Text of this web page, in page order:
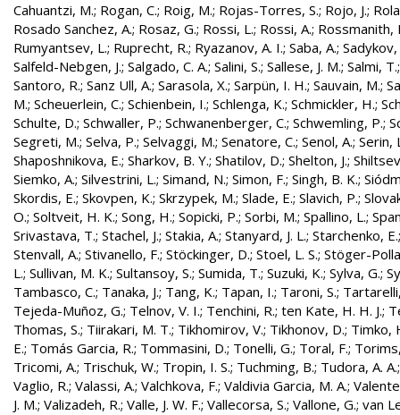
Cahuantzi, M.; Rogan, C.; Roig, M.; Rojas-Torres, S.; Rojo, J.;
Rosado Sanchez, A.; Rosaz, G.; Rossi, L.; Rossi, A.; Rossmanith,
Rumyantsev, L.; Ruprecht, R.; Ryazanov, A. I.; Saba, A.; Sadykov,
Salfeld-Nebgen, J.; Salgado, C. A.; Salini, S.; Sallese, J. M.; Salmi, T.
Santoro, R.; Sanz Ull, A.; Sarasola, X.; Sarpün, I. H.; Sauvain, M.;
M.; Scheuerlein, C.; Schienbein, I.; Schlenga, K.; Schmickler, H.;
Schulte, D.; Schwaller, P.; Schwanenberger, C.; Schwemling, P.;
Segreti, M.; Selva, P.; Selvaggi, M.; Senatore, C.; Senol, A.; Serin,
Shaposhnikova, E.; Sharkov, B. Y.; Shatilov, D.; Shelton, J.;
Siemko, A.; Silvestrini, L.; Simand, N.; Simon, F.; Singh, B. K.;
Skordis, E.; Skovpen, K.; Skrzypek, M.; Slade, E.; Slavich, P.;
O.; Soltveit, H. K.; Song, H.; Sopicki, P.; Sorbi, M.; Spallino, L.;
Srivastava, T.; Stachel, J.; Stakia, A.; Stanyard, J. L.; Starchenko, E.
Stenvall, A.; Stivanello, F.; Stöckinger, D.; Stoel, L. S.; Stöger-
L.; Sullivan, M. K.; Sultansoy, S.; Sumida, T.; Suzuki, K.; Sylva, G.;
Tambasco, C.; Tanaka, J.; Tang, K.; Tapan, I.; Taroni, S.;
Tejeda-Muñoz, G.; Telnov, V. I.; Tenchini, R.; ten Kate, H. H. J.;
Thomas, S.; Tiirakari, M. T.; Tikhomirov, V.; Tikhonov, D.; Timko,
E.; Tomás Garcia, R.; Tommasini, D.; Tonelli, G.; Toral, F.;
Tricomi, A.; Trischuk, W.; Tropin, I. S.; Tuchming, B.; Tudora, A. A.
Vaglio, R.; Valassi, A.; Valchkova, F.; Valdivia Garcia, M. A.;
J. M.; Valizadeh, R.; Valle, J. W. F.; Vallecorsa, S.; Vallone, G.; van